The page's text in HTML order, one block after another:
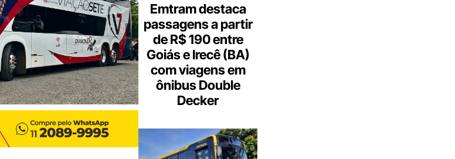
Emtram destaca
passagens a partir
de R$ 190 entre
Goiás e Irecê (BA)
com viagens em
ônibus Double
Decker